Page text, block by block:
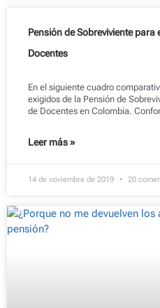
Pensión de Sobreviviente
Docentes
En el siguiente cuadro
exigidos de la Pensión de
de Docentes en Colombia.
Leer más »
14 de noviembre de 2019 20